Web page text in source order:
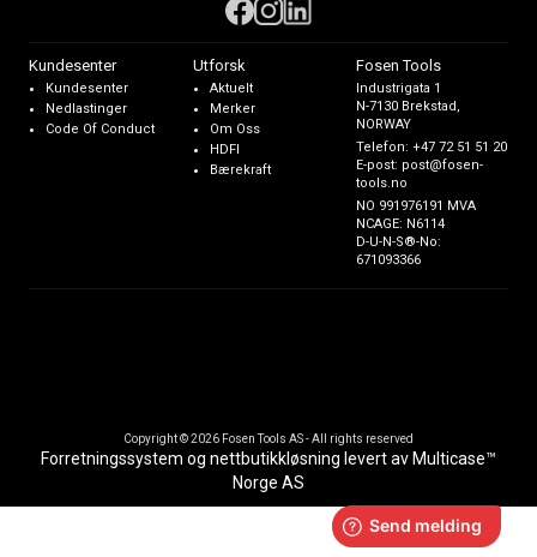
Kundesenter
Kundesenter
Nedlastinger
Code Of Conduct
Utforsk
Aktuelt
Merker
Om Oss
HDFI
Bærekraft
Fosen Tools
Industrigata 1
N-7130 Brekstad,
NORWAY
Telefon:+47 72 51 51 20
E-post: post@fosen-
tools.no
NO 991976191 MVA
NCAGE: N6114
D-U-N-S®-No:
671093366
Copyright © 2026 Fosen Tools AS - All rights reserved
Forretningssystem og nettbutikkløsning levert av Multicase™
Norge AS